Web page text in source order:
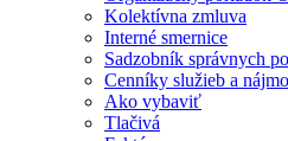
Kolektívna zmluva
Interné smernice
Sadzobník správnych
Cenníky služieb a
Ako vybaviť
Tlačivá